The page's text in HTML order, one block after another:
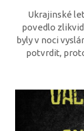
Ukrajinské
povedlo
byly v noci
potvrdit,